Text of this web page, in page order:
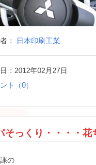
： 日本印刷工業
：2012年02月27日
ト（0）
そっくり・・・・花
の